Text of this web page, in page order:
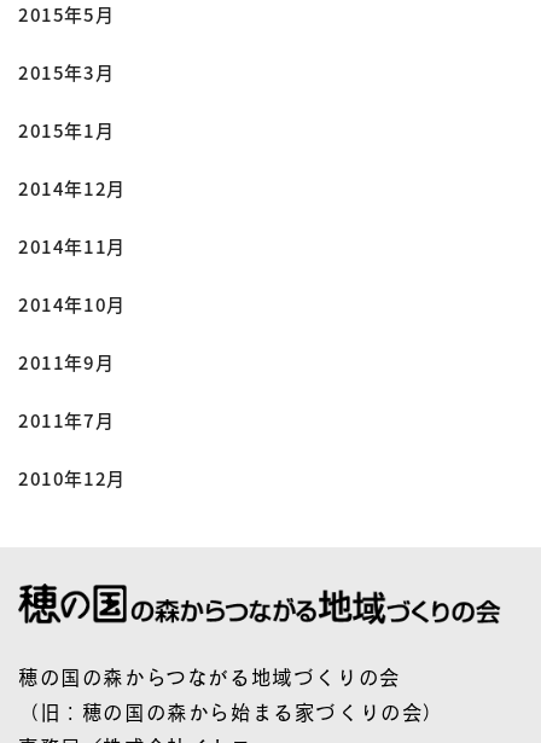
2015年5月
2015年3月
2015年1月
2014年12月
2014年11月
2014年10月
2011年9月
2011年7月
2010年12月
穂の国の森からつながる地域づくりの会
（旧：穂の国の森から始まる家づくりの会）